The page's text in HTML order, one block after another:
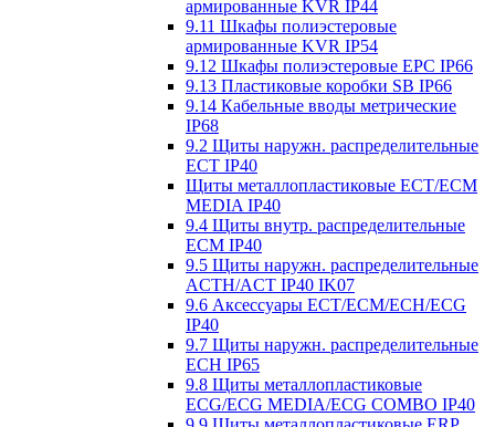
армированные KVR IP44
9.11 Шкафы полиэстеровые
армированные KVR IP54
9.12 Шкафы полиэстеровые EPC IP66
9.13 Пластиковые коробки SB IP66
9.14 Кабельные вводы метрические
IP68
9.2 Щиты наружн. распределительные
ECT IP40
Щиты металлопластиковые ECT/ECM
MEDIA IP40
9.4 Щиты внутр. распределительные
ECМ IP40
9.5 Щиты наружн. распределительные
ACTH/ACT IP40 IK07
9.6 Аксессуары ECT/ECM/ECH/ECG
IP40
9.7 Щиты наружн. распределительные
ECH IP65
9.8 Щиты металлопластиковые
ECG/ECG MEDIA/ECG COMBO IP40